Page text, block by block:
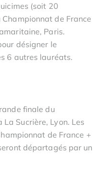
(soit 20
de France
Paris.
désigner le
6 autres lauréats.
finale du
Sucrière, Lyon. Les
de France +
départagés par un